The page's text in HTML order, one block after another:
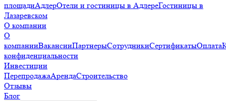
площадиАдлерОтели и гостиницы в АдлереГостиницы в
Лазаревском
О компании
О
компанииВакансииПартнерыСотрудникиСертификатыОплата
конфиденциальности
Инвестиции
ПерепродажаАрендаСтроительство
Отзывы
Блог